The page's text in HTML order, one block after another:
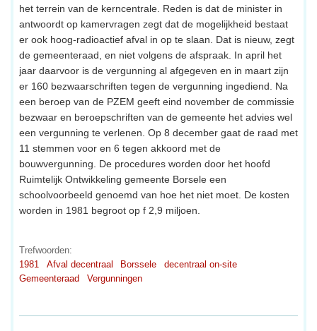
het terrein van de kerncentrale. Reden is dat de minister in
antwoordt op kamervragen zegt dat de mogelijkheid bestaat
er ook hoog-radioactief afval in op te slaan. Dat is nieuw, zegt
de gemeenteraad, en niet volgens de afspraak. In april het
jaar daarvoor is de vergunning al afgegeven en in maart zijn
er 160 bezwaarschriften tegen de vergunning ingediend. Na
een beroep van de PZEM geeft eind november de commissie
bezwaar en beroepschriften van de gemeente het advies wel
een vergunning te verlenen. Op 8 december gaat de raad met
11 stemmen voor en 6 tegen akkoord met de
bouwvergunning. De procedures worden door het hoofd
Ruimtelijk Ontwikkeling gemeente Borsele een
schoolvoorbeeld genoemd van hoe het niet moet. De kosten
worden in 1981 begroot op f 2,9 miljoen.
Trefwoorden:
1981
Afval decentraal Borssele
decentraal on-site
Gemeenteraad
Vergunningen